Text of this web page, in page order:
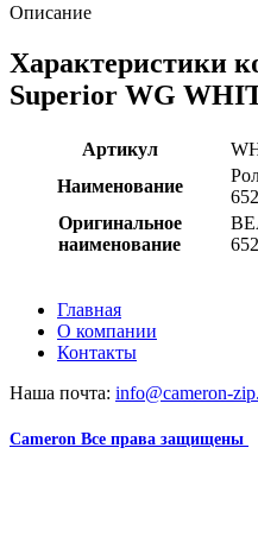
Описание
Характеристики
Superior WG
Артикул
Наименование
Оригинальное
наименование
Главная
О компании
Контакты
Наша почта: info@cameron-
Cameron Все права защищены